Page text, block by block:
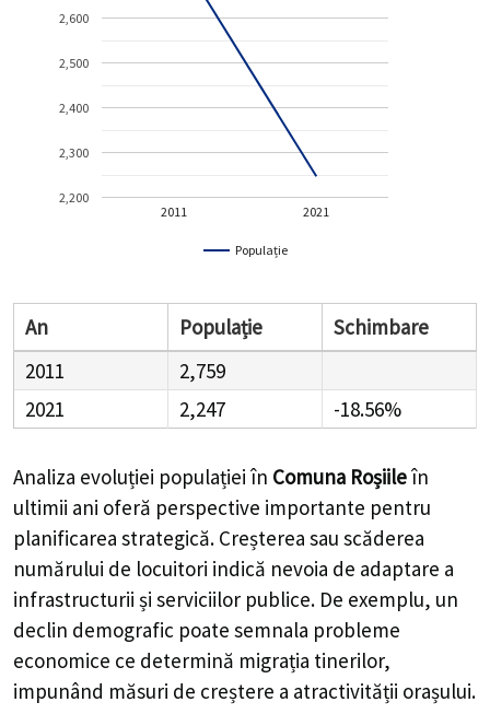
Populație
2011 2021
2,200
2,300
2,400
2,500
2,600
An Populație
Schimbare
2011
2,759
2021
2,247 -18.56%
Analiza evoluției populației în Comuna Roșiileîn
ultimii ani oferă perspective importante pentru
planificarea strategică. Creșterea sau scăderea
numărului de locuitori indică nevoia de adaptare a
infrastructurii și serviciilor publice. De exemplu, un
declin demografic poate semnala probleme
economice ce determină migrația tinerilor,
impunând măsuri de creștere a atractivității orașului.